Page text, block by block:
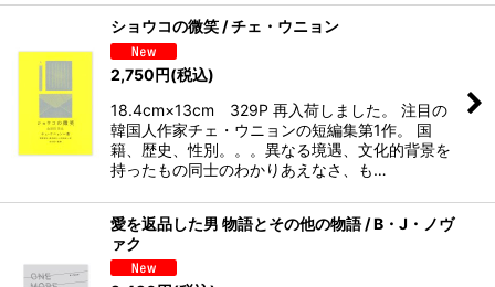
ショウコの微笑 / チェ・ウニョン
2,750円(税込)
18.4cm×13cm 329P 再入荷しました。 注目の
韓国人作家チェ・ウニョンの短編集第1作。 国
籍、歴史、性別。。。異なる境遇、文化的背景を
持ったもの同士のわかりあえなさ、も…
愛を返品した男 物語とその他の物語 / B・J・ノヴ
ァク